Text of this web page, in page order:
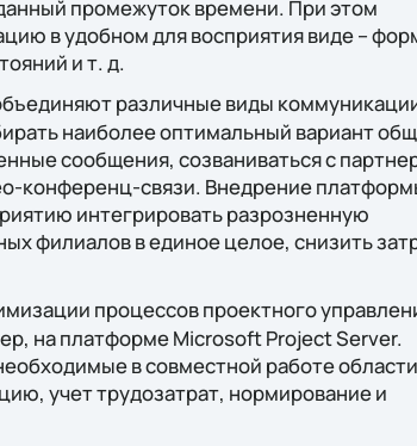
промежуток времени. При этом
в удобном для восприятия виде –
и т. д.
различные виды
наиболее оптимальный вариант
сообщения, созваниваться с
конференц-связи. Внедрение
интегрировать разрозненную
филиалов в единое целое, снизить
процессов проектного
на платформе Microsoft Project Server.
в совместной работе области
учет трудозатрат, нормирование и